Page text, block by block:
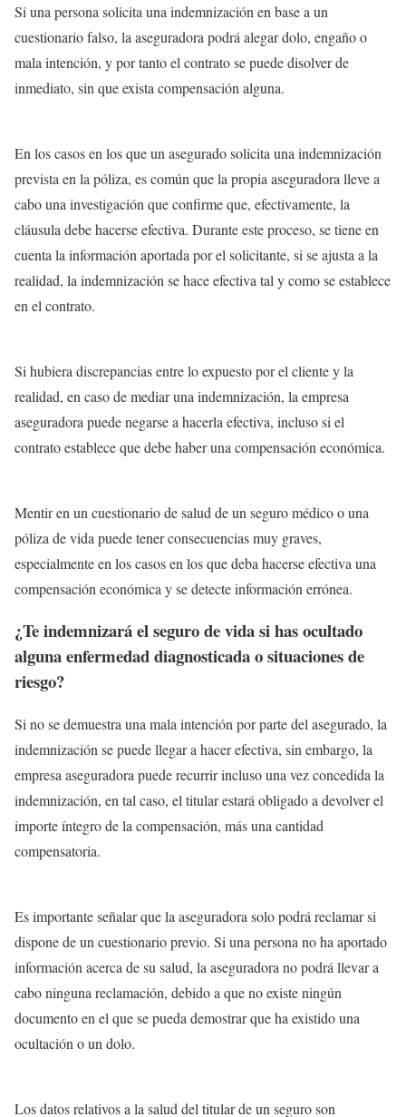
Si una persona solicita una indemnización en base a un
cuestionario falso, la aseguradora podrá alegar dolo, engaño o
mala intención, y por tanto el contrato se puede disolver de
inmediato, sin que exista compensación alguna.
En los casos en los que un asegurado solicita una indemnización
prevista en la póliza, es común que la propia aseguradora lleve a
cabo una investigación que confirme que, efectivamente, la
cláusula debe hacerse efectiva. Durante este proceso, se tiene en
cuenta la información aportada por el solicitante, si se ajusta a la
realidad, la indemnización se hace efectiva tal y como se establece
en el contrato.
Si hubiera discrepancias entre lo expuesto por el cliente y la
realidad, en caso de mediar una indemnización, la empresa
aseguradora puede negarse a hacerla efectiva, incluso si el
contrato establece que debe haber una compensación económica.
Mentir en un cuestionario de salud de un seguro médico o una
póliza de vida puede tener consecuencias muy graves,
especialmente en los casos en los que deba hacerse efectiva una
compensación económica y se detecte información errónea.
¿Te indemnizará el seguro de vida si has ocultado
alguna enfermedad diagnosticada o situaciones de
riesgo?
Si no se demuestra una mala intención por parte del asegurado, la
indemnización se puede llegar a hacer efectiva, sin embargo, la
empresa aseguradora puede recurrir incluso una vez concedida la
indemnización, en tal caso, el titular estará obligado a devolver el
importe íntegro de la compensación, más una cantidad
compensatoria.
Es importante señalar que la aseguradora solo podrá reclamar si
dispone de un cuestionario previo. Si una persona no ha aportado
información acerca de su salud, la aseguradora no podrá llevar a
cabo ninguna reclamación, debido a que no existe ningún
documento en el que se pueda demostrar que ha existido una
ocultación o un dolo.
Los datos relativos a la salud del titular de un seguro son